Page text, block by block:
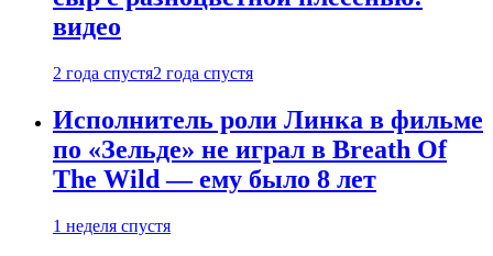
видео
2 года спустя2 года спустя
Исполнитель роли Линка в фильме
по «Зельде» не играл в Breath Of
The Wild — ему было 8 лет
1 неделя спустя